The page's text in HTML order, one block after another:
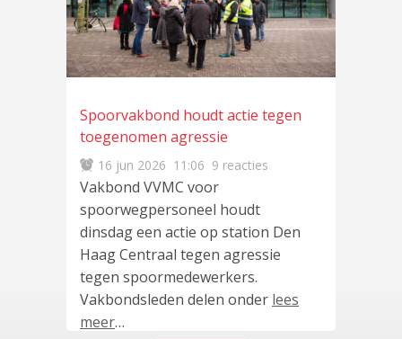
Spoorvakbond houdt actie tegen
toegenomen agressie
16 jun 2026 11:06 9 reacties
Vakbond VVMC voor
spoorwegpersoneel houdt
dinsdag een actie op station Den
Haag Centraal tegen agressie
tegen spoormedewerkers.
Vakbondsleden delen onder lees
meer…